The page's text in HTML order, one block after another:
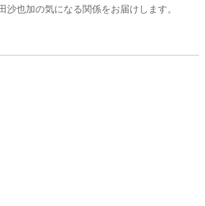
沙也加の気になる関係をお届けします。